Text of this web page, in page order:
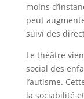
moins
peut
suivi des
Le théâtre
social des
l’autisme.
la sociabilité